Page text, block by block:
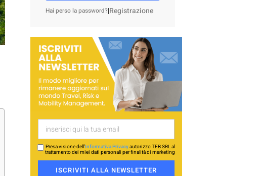
Hai perso la password?|Registrazione
Presa visione dell’Informativa Privacyautorizzo TFB SRL al
trattamento dei miei dati personali per finalità di marketing
ISCRIVITI ALLA NEWSLETTER